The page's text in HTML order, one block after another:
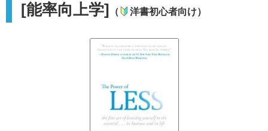
[能率向上学] （ 洋書初心者向け）